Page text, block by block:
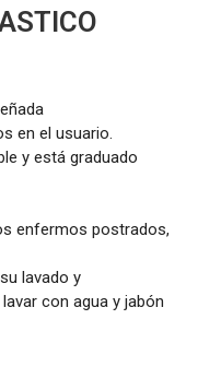
en el usuario.
y está graduado
enfermos postrados,
lavado y
con agua y jabón